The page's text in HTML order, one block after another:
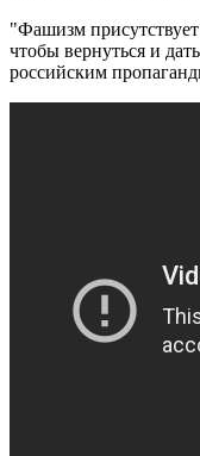
"Фашизм
чтобы вернуться и
российским